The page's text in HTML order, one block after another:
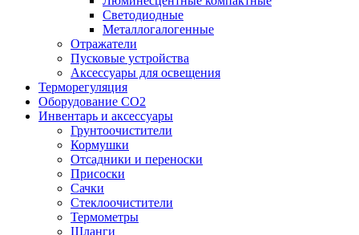
Светодиодные
Металлогалогенные
Отражатели
Пусковые устройства
Аксессуары для освещения
Терморегуляция
Оборудование CO2
Инвентарь и аксессуары
Грунтоочистители
Кормушки
Отсадники и переноски
Присоски
Сачки
Стеклоочистители
Термометры
Шланги